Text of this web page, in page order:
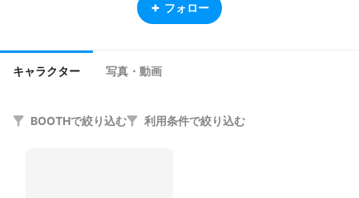
フォロー
キャラクター 写真・動画
BOOTHで絞り込む 利用条件で絞り込む